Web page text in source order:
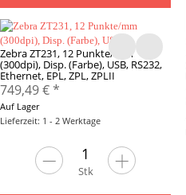
Zebra ZT231, 12 Punkte/mm
(300dpi), Disp. (Farbe), USB, RS232,
Ethernet, EPL, ZPL, ZPLII
749,49 €*
Auf Lager
Lieferzeit: 1 - 2 Werktage
Stk